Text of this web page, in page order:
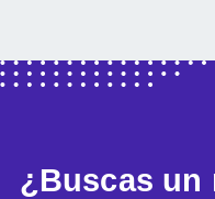
¿Buscas un